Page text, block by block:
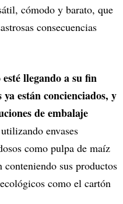
cómodo y barato, que
consecuencias
llegando a su fin
están concienciados, y
de embalaje
envases
como pulpa de maíz
conteniendo sus productos
como el cartón